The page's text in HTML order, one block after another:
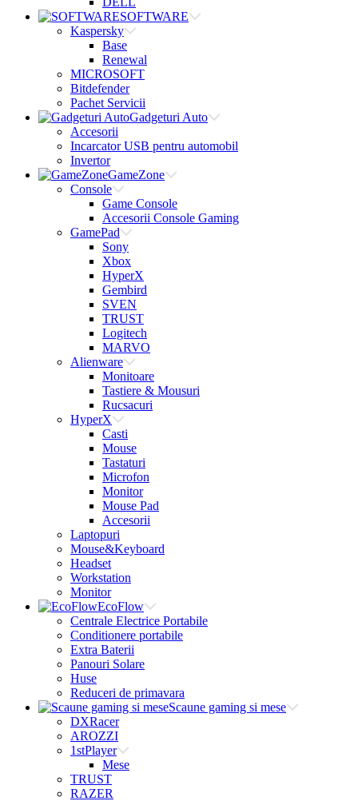
SOFTWARE
Kaspersky
Base
Renewal
MICROSOFT
Bitdefender
Pachet Servicii
Gadgeturi Auto
Accesorii
Incarcator USB pentru automobil
Invertor
GameZone
Console
Game Console
Accesorii Console Gaming
GamePad
Sony
Xbox
HyperX
Gembird
SVEN
TRUST
Logitech
MARVO
Alienware
Monitoare
Tastiere & Mousuri
Rucsacuri
HyperX
Casti
Mouse
Tastaturi
Microfon
Monitor
Mouse Pad
Accesorii
Laptopuri
Mouse&Keyboard
Headset
Workstation
Monitor
EcoFlow
Centrale Electrice Portabile
Conditionere portabile
Extra Baterii
Panouri Solare
Huse
Reduceri de primavara
Scaune gaming si mese
DXRacer
AROZZI
1stPlayer
Mese
TRUST
RAZER